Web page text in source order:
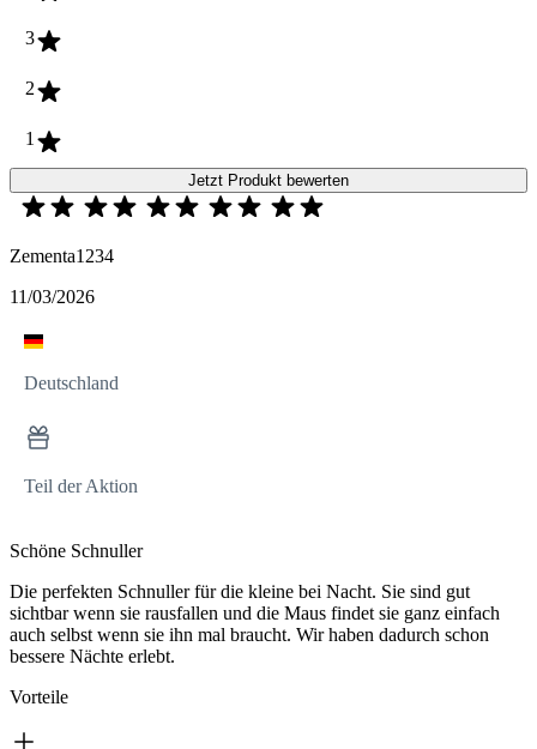
3
2
1
Jetzt Produkt bewerten
Zementa1234
11/03/2026
Deutschland
Teil der Aktion
Schöne Schnuller
Die perfekten Schnuller für die kleine bei Nacht. Sie sind gut
sichtbar wenn sie rausfallen und die Maus findet sie ganz einfach
auch selbst wenn sie ihn mal braucht. Wir haben dadurch schon
bessere Nächte erlebt.
Vorteile